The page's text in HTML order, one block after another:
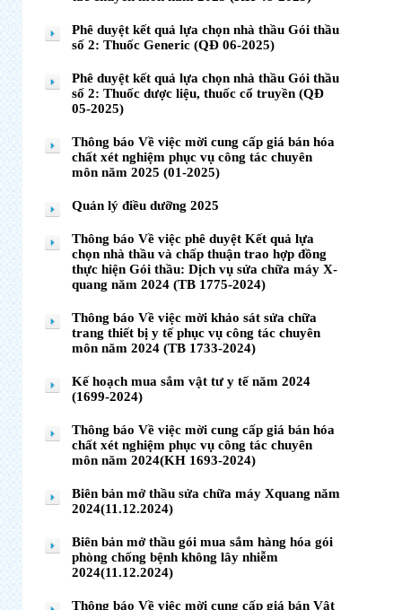
Phê duyệt kết quả lựa chọn nhà thầu Gói thầu
số 2: Thuốc Generic (QĐ 06-2025)
Phê duyệt kết quả lựa chọn nhà thầu Gói thầu
số 2: Thuốc dược liệu, thuốc cổ truyền (QĐ
05-2025)
Thông báo Về việc mời cung cấp giá bán hóa
chất xét nghiệm phục vụ công tác chuyên
môn năm 2025 (01-2025)
Quản lý điều dưỡng 2025
Thông báo Về việc phê duyệt Kết quả lựa
chọn nhà thầu và chấp thuận trao hợp đồng
thực hiện Gói thầu: Dịch vụ sửa chữa máy X-
quang năm 2024 (TB 1775-2024)
Thông báo Về việc mời khảo sát sửa chữa
trang thiết bị y tế phục vụ công tác chuyên
môn năm 2024 (TB 1733-2024)
Kế hoạch mua sắm vật tư y tế năm 2024
(1699-2024)
Thông báo Về việc mời cung cấp giá bán hóa
chất xét nghiệm phục vụ công tác chuyên
môn năm 2024(KH 1693-2024)
Biên bản mở thầu sửa chữa máy Xquang năm
2024(11.12.2024)
Biên bản mở thầu gói mua sắm hàng hóa gói
phòng chống bệnh không lây nhiễm
2024(11.12.2024)
Thông báo Về việc mời cung cấp giá bán Vật